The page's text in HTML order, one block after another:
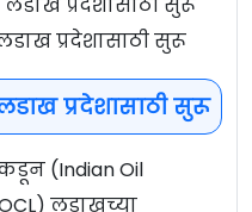
प्रदेशासाठी सुरू
प्रदेशासाठी सुरू
(Indian Oil
लडाखच्या